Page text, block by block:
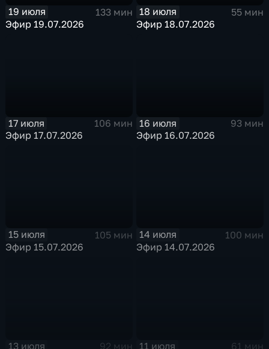
19 июля
133 мин
Эфир 19.07.2026
18 июля
55 мин
Эфир 18.07.2026
17 июля
106 мин
Эфир 17.07.2026
16 июля
93 мин
Эфир 16.07.2026
15 июля
105 мин
Эфир 15.07.2026
14 июля
100 мин
Эфир 14.07.2026
13 июля
92 мин
11 июля
61 мин